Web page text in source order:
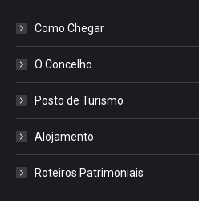
Como Chegar
O Concelho
Posto de Turismo
Alojamento
Roteiros Patrimoniais